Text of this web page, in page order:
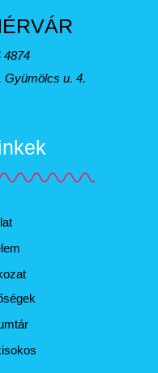
4874
Gyümölcs u. 4.